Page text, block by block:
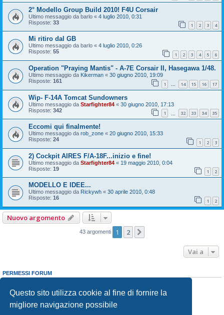
Questo sito utilizza cookie al fine di fornire la
migliore navigazione possibile
2° Modello Group Build 2010! F4U Corsair
Ultimo messaggio da barlo « 4 luglio 2010, 0:31
Risposte: 33 1 2 3 4
Mi ritiro dal GB
Ultimo messaggio da barlo « 4 luglio 2010, 0:26
Risposte: 55 1 2 3 4 5 6
Operation "Praying Mantis" - A-7E Corsair II, Hasegawa 1/48.
Ultimo messaggio da Kikerman « 30 giugno 2010, 19:09
Risposte: 161 1 14 15 16 17
Wip- F-14A Tomcat Sundowners
Ultimo messaggio da Starfighter84 « 30 giugno 2010, 17:13
Risposte: 342 1 32 33 34 35
Eccomi qui finalmente!
Ultimo messaggio da rob_zone « 20 giugno 2010, 15:33
Risposte: 24 1 2 3
2) Cockpit AIRES F/A-18F...inizio e fine!
Ultimo messaggio da Starfighter84 « 19 maggio 2010, 0:04
Risposte: 19 1 2
MODELLO E IDEE...
Ultimo messaggio da Rickywh « 30 aprile 2010, 0:48
Risposte: 16 1 2
Nuovo argomento
43 argomenti 1 2
Vai a
PERMESSI FORUM
Non puoi
rispondere negli argomenti
Non puoimodificare i tuoi messaggi
Non puoicancellare i tuoi messaggi
Non puoi
inviare allegati